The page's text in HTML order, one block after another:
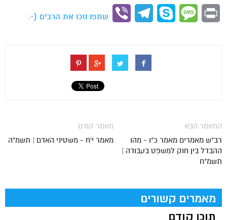
Print
Message
Skype
Telegram
Viber
שתפו וזכו את הרבים (-:
מאמר קודם
מאמר י'ח - משטיני האדם | תשמ"ה
המאמר הבא
רב"ש מאמרים מאמר כ"ו - מהו
ההבדל בין חוק למשפט בעבודה |
תשמ"ח
מאמרים קשורים
תוכן קודם